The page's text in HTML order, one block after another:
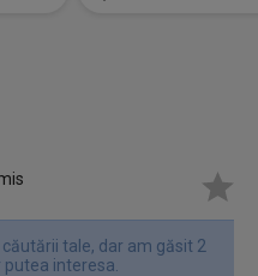
tale, dar am găsit 2
interesa.